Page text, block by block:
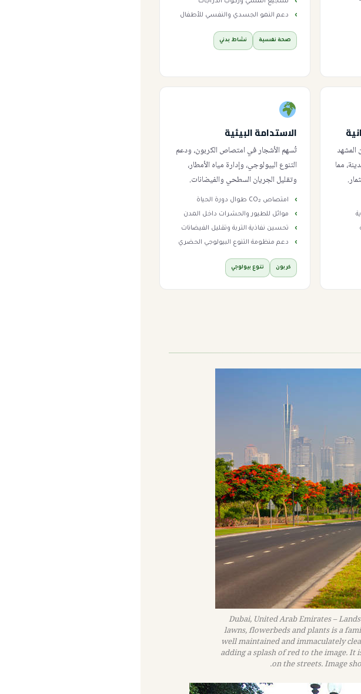
تشجيع المشي وركوب الدراجات
دعم النمو الجسدي والنفسي للأطفال
صحة نفسية نشاط بدني
مما
الاستدامة البيئية
تُسهم الأشجار في امتصاص الكربون، ودعم
التنوع البيولوجي، وإدارة مياه الأمطار،
وتقليل الجريان السطحي والفيضانات.
امتصاص CO₂ طوال دورة الحياة
موائل للطيور والحشرات داخل المدن
تحسين نفاذية التربة وتقليل الفيضانات
دعم منظومة التنوع البيولوجي الحضري
كربون تنوع بيولوجي
Dubai, United Arab Emirates –
lawns, flowerbeds and plants is a
well maintained and immaculately
adding a splash of red to the image.
on the streets. Image